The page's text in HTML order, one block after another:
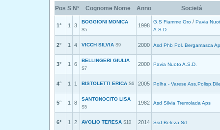
Pos S N° Cognome Nome Anno Società
1° 1 3
BOGGIONI MONICA
S5
1998
G.S Fiamme Oro / Pavia
A.S.D.
2° 1 4 VICCH SILVIA S9 2000 Asd Phb Pol. Bergamasca
3° 1 6
BELLINGERI GIULIA
S7
2000 Pavia Nuoto A.S.D.
4° 1 1 BISTOLETTI ERICA S6 2005 Polha - Varese
5° 1 8
SANTONOCITO LISA
S5
1982 Asd Silvia Tremolada Aps
6° 1 2 AVOLIO TERESA S10 2014 Ssd Beleza Srl